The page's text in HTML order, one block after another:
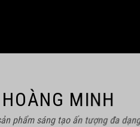
MINH
phẩm sáng tạo ấn tượng đa